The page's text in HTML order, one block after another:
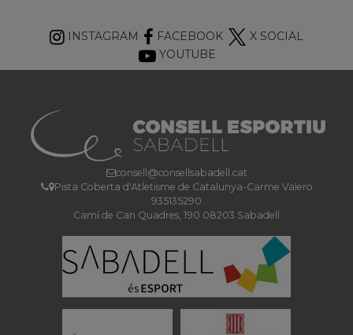
INSTAGRAM FACEBOOK
X SOCIAL
YOUTUBE
consell@consellsabadell.cat
Pista Coberta d'Atletisme de Catalunya-Carme Valero
935135290
Camí de Can Quadres, 190 08203 Sabadell